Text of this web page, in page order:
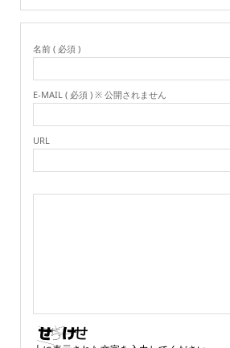
名前 ( 必須 )
E-MAIL ( 必須 ) ※ 公開されません
URL